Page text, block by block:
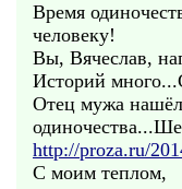
Время
человеку!
Вы, Вячеслав,
Историй
Отец мужа нашёл
http://proza.ru/
С моим теплом,